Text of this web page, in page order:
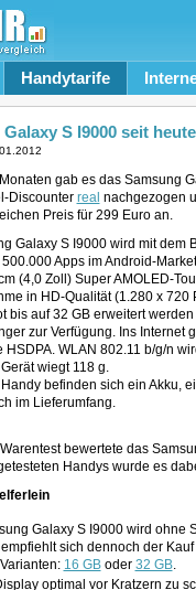
Handytarife
S I9000 seit
gab es das Samsung
Discounter real nachgezogen
Preis für 299 Euro an.
Galaxy S I9000 wird mit dem
Apps im Android-
(4,0 Zoll) Super AMOLED-
in HD-Qualität (1.280 x
bis auf 32 GB erweitert
zur Verfügung. Ins Internet
HSDPA. WLAN 802.11 b/g/n
wiegt 118 g.
befinden sich ein Akku,
im Lieferumfang.
bewertete das
Handys wurde es
Galaxy S I9000 wird ohne
sich dennoch der
16 GBoder 32 GB.
optimal vor Kratzern zu